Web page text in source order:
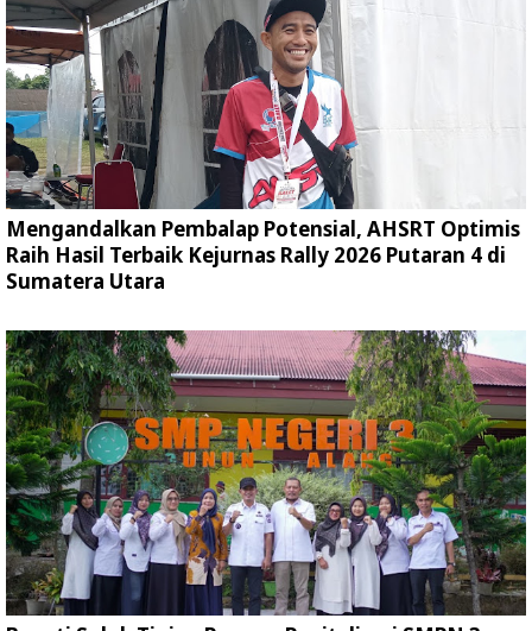
Mengandalkan Pembalap Potensial, AHSRT Optimis
Raih Hasil Terbaik Kejurnas Rally 2026 Putaran 4 di
Sumatera Utara